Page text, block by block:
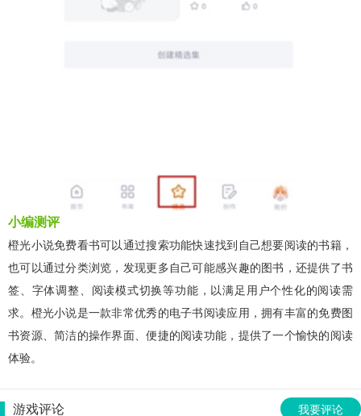
小编测评
橙光小说免费看书可以通过搜索功能快速找到自己想要阅读的书籍，
也可以通过分类浏览，发现更多自己可能感兴趣的图书，还提供了书
签、字体调整、阅读模式切换等功能，以满足用户个性化的阅读需
求。橙光小说是一款非常优秀的电子书阅读应用，拥有丰富的免费图
书资源、简洁的操作界面、便捷的阅读功能，提供了一个愉快的阅读
体验。
游戏评论 我要评论